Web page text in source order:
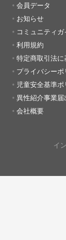
会員データ
お知らせ
コミュニティガ
利用規約
特定商取引法に
プライバシーポ
児童安全基準ポ
異性紹介事業届
会社概要
イ